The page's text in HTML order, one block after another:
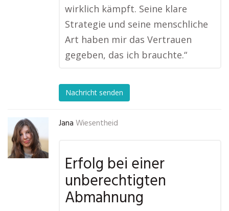
wirklich kämpft. Seine klare
Strategie und seine menschliche
Art haben mir das Vertrauen
gegeben, das ich brauchte.“
Nachricht senden
Jana Wiesentheid
Erfolg bei einer
unberechtigten
Abmahnung